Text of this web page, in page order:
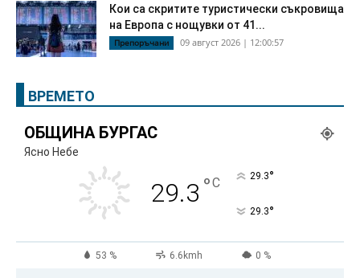
Кои са скритите туристически съкровища
на Европа с нощувки от 41...
Препоръчани 09 август 2026 | 12:00:57
ВРЕМЕТО
ОБЩИНА БУРГАС
Ясно Небе
29.3 °C 29.3°
29.3°
53 % 6.6kmh 0 %